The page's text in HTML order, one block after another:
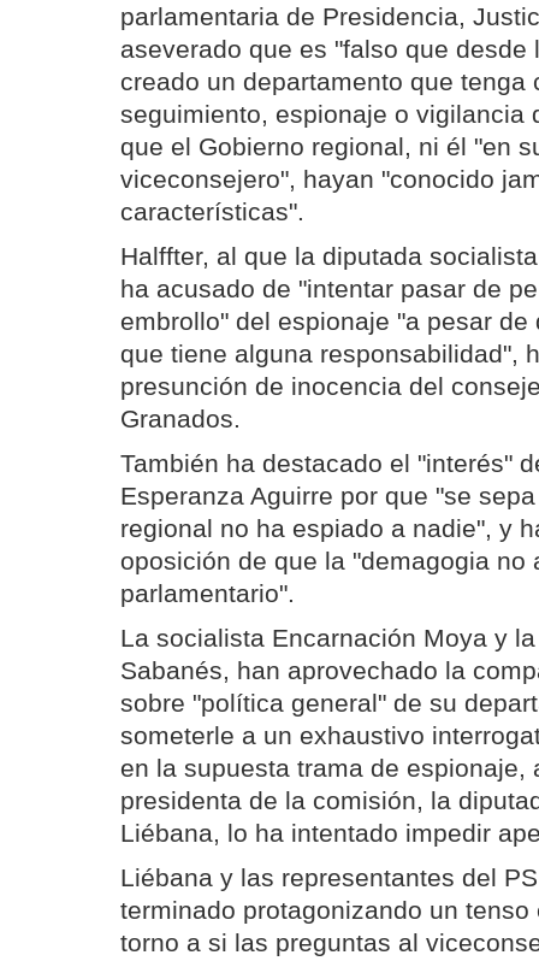
parlamentaria de Presidencia,
aseverado que es "falso que
creado un departamento que tenga
seguimiento, espionaje o vigilancia
que el Gobierno regional, ni él "en
viceconsejero", hayan "conocido
características".
Halffter, al que la diputada
ha acusado de "intentar pasar de
embrollo" del espionaje "a pesar de
que tiene alguna responsabilidad",
presunción de inocencia del
Granados.
También ha destacado el "interés"
Esperanza Aguirre por que "se
regional no ha espiado a nadie", y
oposición de que la "demagogia no
parlamentario".
La socialista Encarnación Moya y
Sabanés, han aprovechado la
sobre "política general" de su
someterle a un exhaustivo
en la supuesta trama de espionaje,
presidenta de la comisión, la
Liébana, lo ha intentado impedir
Liébana y las representantes del
terminado protagonizando un
torno a si las preguntas al